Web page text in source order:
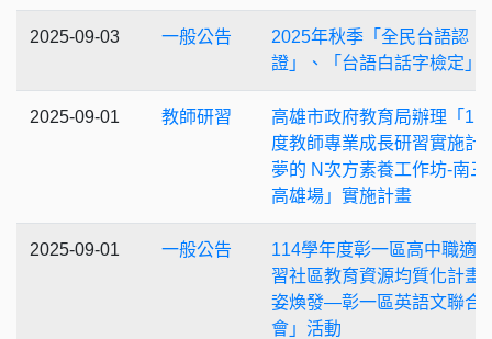
2025-09-03 一般公告
2025年秋季「全民台語認
證」、「台語白話字檢定」
2025-09-01 教師研習
高雄市政府教育局辦理「
度教師專業成長研習實施計
夢的 N次方素養工作坊-南三
高雄場」實施計畫
2025-09-01 一般公告
114學年度彰一區高中職適
習社區教育資源均質化計畫
姿煥發—彰一區英語文聯合
會」活動